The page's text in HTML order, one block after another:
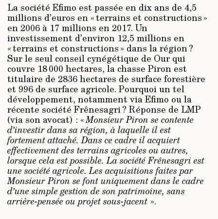
La société Efimo est passée en dix ans de 4,5
millions d’euros en « terrains et constructions »
en 2006 à 17 millions en 2017. Un
investissement d’environ 12,5 millions en
« terrains et constructions » dans la région ?
Sur le seul conseil cynégétique de Our qui
couvre 18 000 hectares, la chasse Piron est
titulaire de 2836 hectares de surface forestière
et 996 de surface agricole. Pourquoi un tel
développement, notamment via Efimo ou la
récente société Frênesagri ? Réponse de LMP
(via son avocat) : «Monsieur Piron se contente
d’investir dans sa région, à laquelle il est
fortement attaché. Dans ce cadre il acquiert
effectivement des terrains agricoles ou autres,
lorsque cela est possible. La société Frênesagri est
une société agricole. Les acquisitions faites par
Monsieur Piron se font uniquement dans le cadre
d’une simple gestion de son patrimoine, sans
arrière-pensée ou projet sous-jacent ».